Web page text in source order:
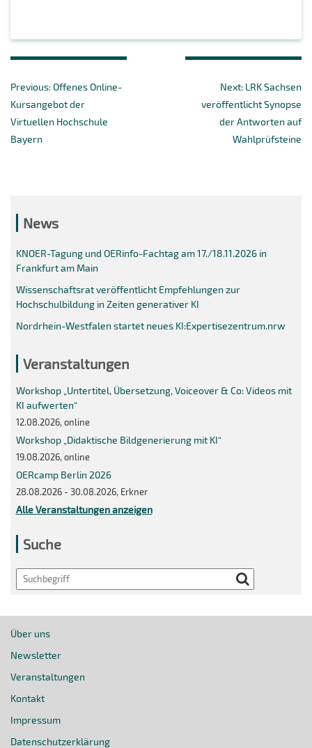
Previous:Previous
post:
Offenes Online-
Kursangebot der
Virtuellen Hochschule
Bayern
Next: Next
post:
LRK Sachsen
veröffentlicht Synopse
der Antworten auf
Wahlprüfsteine
News
KNOER-Tagung und OERinfo-Fachtag am 17./18.11.2026 in
Frankfurt am Main
Wissenschaftsrat veröffentlicht Empfehlungen zur
Hochschulbildung in Zeiten generativer KI
Nordrhein-Westfalen startet neues KI:Expertisezentrum.nrw
Veranstaltungen
Workshop „Untertitel, Übersetzung, Voiceover & Co: Videos mit
KI aufwerten“
12.08.2026, online
Workshop „Didaktische Bildgenerierung mit KI“
19.08.2026, online
OERcamp Berlin 2026
28.08.2026 - 30.08.2026, Erkner
Alle Veranstaltungen anzeigen
Suche
Search
Über uns
Newsletter
Veranstaltungen
Kontakt
Impressum
Datenschutzerklärung